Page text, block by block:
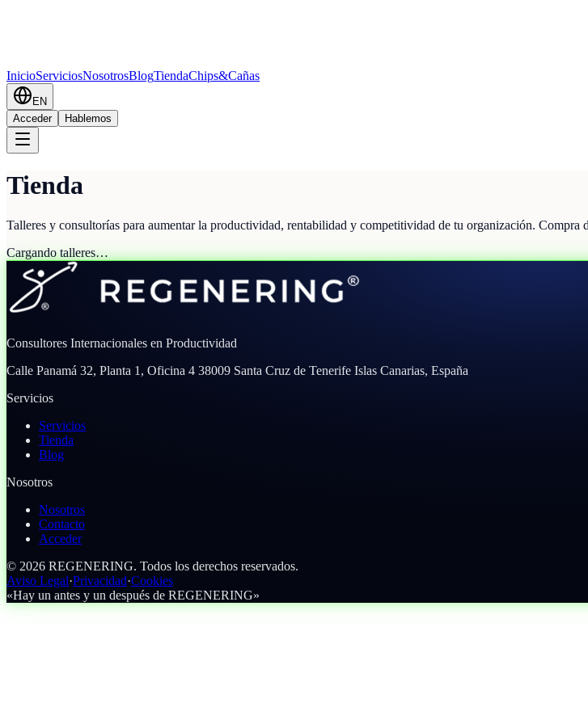
InicioServiciosNosotrosBlogTiendaChips&Cañas
EN
Acceder
Hablemos
Tienda
Talleres y consultorías para aumentar la productividad, rentabilidad y competitividad de tu organización. Compra
Cargando talleres…
Consultores Internacionales en Productividad
Calle Panamá 32, Planta 1, Oficina 4 38009 Santa Cruz de Tenerife Islas Canarias, España
Servicios
Servicios
Tienda
Blog
Nosotros
Nosotros
Contacto
Acceder
© 2026 REGENERING. Todos los derechos reservados.
Aviso Legal·Privacidad·Cookies
«Hay un antes y un después de REGENERING»